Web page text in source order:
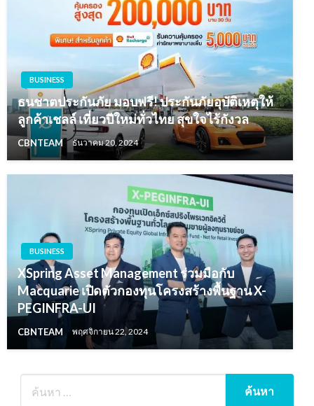
BUSINESS
ธนชาตประกันภัย มอบฟรี! ประกันภัยอุบัติเหตุให้
ลูกค้าเชลล์ เที่ยวปีใหม่ทั่วไทย สุขใจไร้กังวล
CBNTEAM ธันวาคม 20, 2024
BUSINESS
XSpring Asset Management ร่วมมือกับ
Macquarie เปิดตัวกองทุนโครงสร้างพื้นฐาน X-
PEGINFRA-UI
CBNTEAM พฤศจิกายน 22, 2024